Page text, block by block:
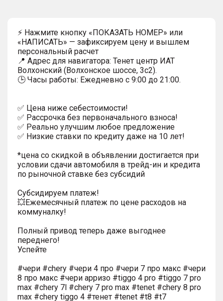
⚡ Нажмите кнопку «ПОКАЗАТЬ НОМЕР» или
«НАПИСАТЬ» — зафиксируем цену и вышлем
персональный расчет
📍 Адрес для навигатора: Тенет центр ИАТ
Волхонский (Волхонское шоссе, 3с2).
🕒 Часы работы: Ежедневно с 9:00 до 21:00.
✅ Цена ниже себестоимости!
✅ Рассрочка без первоначального взноса!
✅ Реально улучшим любое предложение
✅ Низкие ставки по кредиту даже на 10 лет!
*цена со скидкой в объявлении достигается при
условии сдачи автомобиля в трейд-ин и кредита
по рыночной ставке без субсидий
Субсидируем платеж!
💥Ежемесячный платеж по цене расходов на
коммуналку!
Полный привод теперь даже выгоднее
переднего!
Успейте
#чери #chery #чери 4 про #чери 7 про макс #чери
8 про макс #чери арризо #tiggo 4 pro #tiggo 7 pro
max #chery 7l #chery 7 pro max #tenet #chery 8 pro
max #chery tiggo 4 #тенет #tenet #t8 #t7